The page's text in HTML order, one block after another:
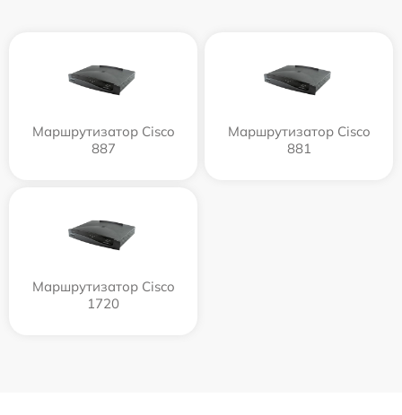
Маршрутизатор Cisco
887
Маршрутизатор Cisco
881
Маршрутизатор Cisco
1720